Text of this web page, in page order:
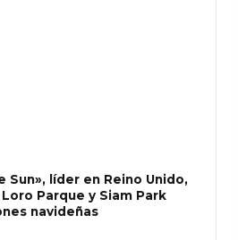
Sun», líder en Reino Unido,
Parque y Siam Park
navideñas